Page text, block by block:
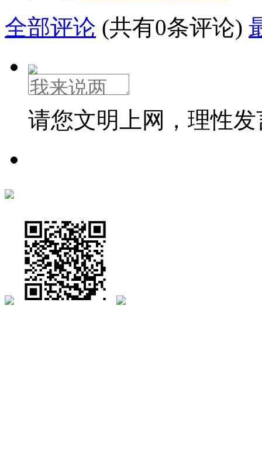
全部评论 (共有0条评论)
请您文明上网，理性